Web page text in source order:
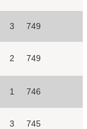
3 749
2 749
1 746
3 745